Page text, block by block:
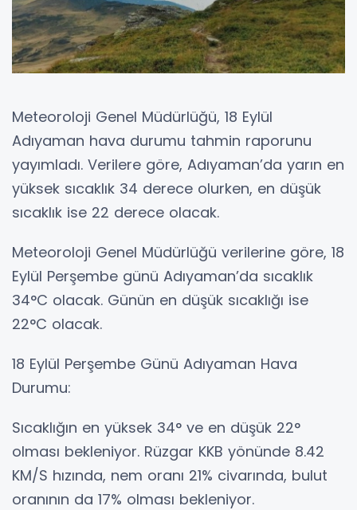
Meteoroloji Genel Müdürlüğü, 18 Eylül
Adıyaman hava durumu tahmin raporunu
yayımladı. Verilere göre, Adıyaman’da yarın en
yüksek sıcaklık 34 derece olurken, en düşük
sıcaklık ise 22 derece olacak.
Meteoroloji Genel Müdürlüğü verilerine göre, 18
Eylül Perşembe günü Adıyaman’da sıcaklık
34°C olacak. Günün en düşük sıcaklığı ise
22°C olacak.
18 Eylül Perşembe Günü Adıyaman Hava
Durumu:
Sıcaklığın en yüksek 34° ve en düşük 22°
olması bekleniyor. Rüzgar KKB yönünde 8.42
KM/S hızında, nem oranı 21% civarında, bulut
oranının da 17% olması bekleniyor.